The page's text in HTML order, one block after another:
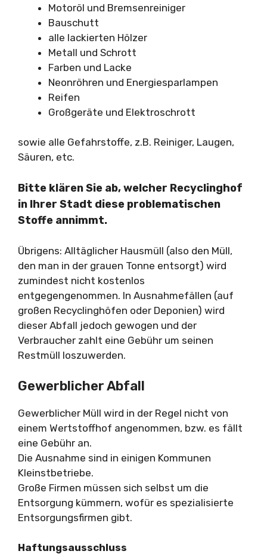
Motoröl und Bremsenreiniger
Bauschutt
alle lackierten Hölzer
Metall und Schrott
Farben und Lacke
Neonröhren und Energiesparlampen
Reifen
Großgeräte und Elektroschrott
sowie alle Gefahrstoffe, z.B. Reiniger, Laugen,
Säuren, etc.
Bitte klären Sie ab, welcher Recyclinghof
in Ihrer Stadt diese problematischen
Stoffe annimmt.
Übrigens: Alltäglicher Hausmüll (also den Müll,
den man in der grauen Tonne entsorgt) wird
zumindest nicht kostenlos
entgegengenommen. In Ausnahmefällen (auf
großen Recyclinghöfen oder Deponien) wird
dieser Abfall jedoch gewogen und der
Verbraucher zahlt eine Gebühr um seinen
Restmüll loszuwerden.
Gewerblicher Abfall
Gewerblicher Müll wird in der Regel nicht von
einem Wertstoffhof angenommen, bzw. es fällt
eine Gebühr an.
Die Ausnahme sind in einigen Kommunen
Kleinstbetriebe.
Große Firmen müssen sich selbst um die
Entsorgung kümmern, wofür es spezialisierte
Entsorgungsfirmen gibt.
Haftungsausschluss